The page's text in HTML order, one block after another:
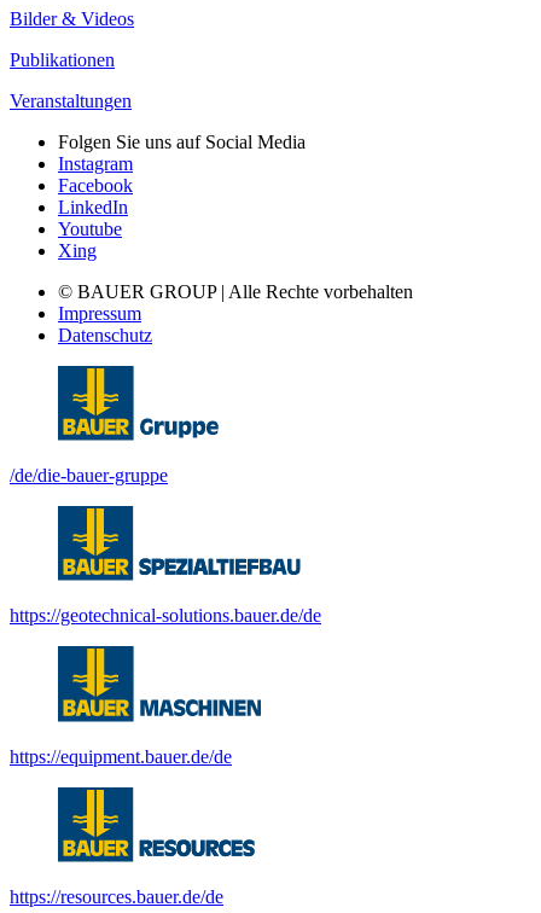
Bilder & Videos
Publikationen
Veranstaltungen
Folgen Sie uns auf Social Media
Instagram
Facebook
LinkedIn
Youtube
Xing
© BAUER GROUP | Alle Rechte vorbehalten
Impressum
Datenschutz
/de/die-bauer-gruppe
https://geotechnical-solutions.bauer.de/de
https://equipment.bauer.de/de
https://resources.bauer.de/de